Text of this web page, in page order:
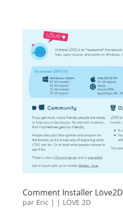
Comment Installer Löve2D
par Eric | | LÖVE 2D